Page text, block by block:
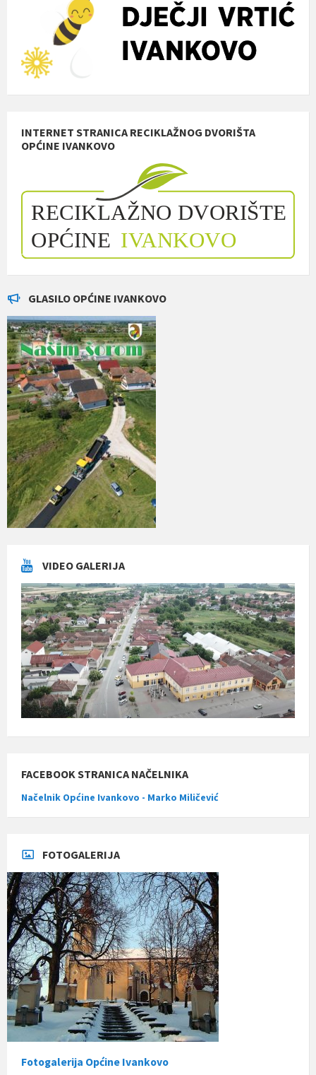
INTERNET STRANICA RECIKLAŽNOG DVORIŠTA
OPĆINE IVANKOVO
GLASILO OPĆINE IVANKOVO
VIDEO GALERIJA
FACEBOOK STRANICA NAČELNIKA
Načelnik Općine Ivankovo - Marko Miličević
FOTOGALERIJA
Fotogalerija Općine Ivankovo